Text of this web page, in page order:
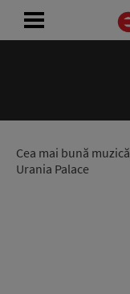
Cea mai bună muzică
Urania Palace
RADIO